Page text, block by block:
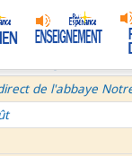
La Transfiguration
le Judaïsme 05
La théologie
de l'abbaye